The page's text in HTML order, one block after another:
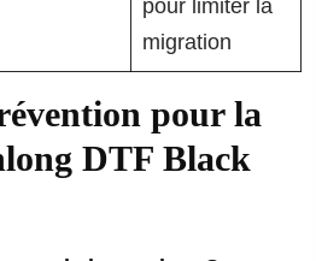
pour limiter la
migration
pour la
DTF Black